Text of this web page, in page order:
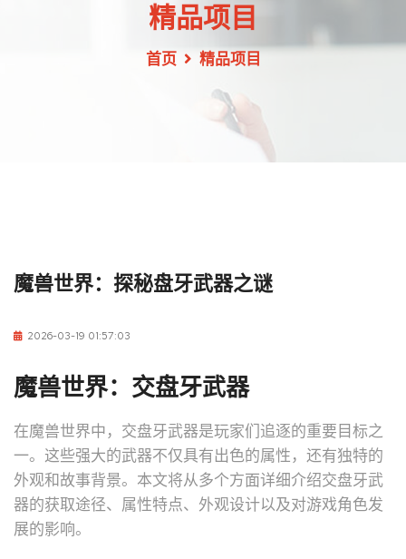
精品项目
首页 精品项目
魔兽世界：探秘盘牙武器之谜
2026-03-19 01:57:03
魔兽世界：交盘牙武器
在魔兽世界中，交盘牙武器是玩家们追逐的重要目标之
一。这些强大的武器不仅具有出色的属性，还有独特的
外观和故事背景。本文将从多个方面详细介绍交盘牙武
器的获取途径、属性特点、外观设计以及对游戏角色发
展的影响。